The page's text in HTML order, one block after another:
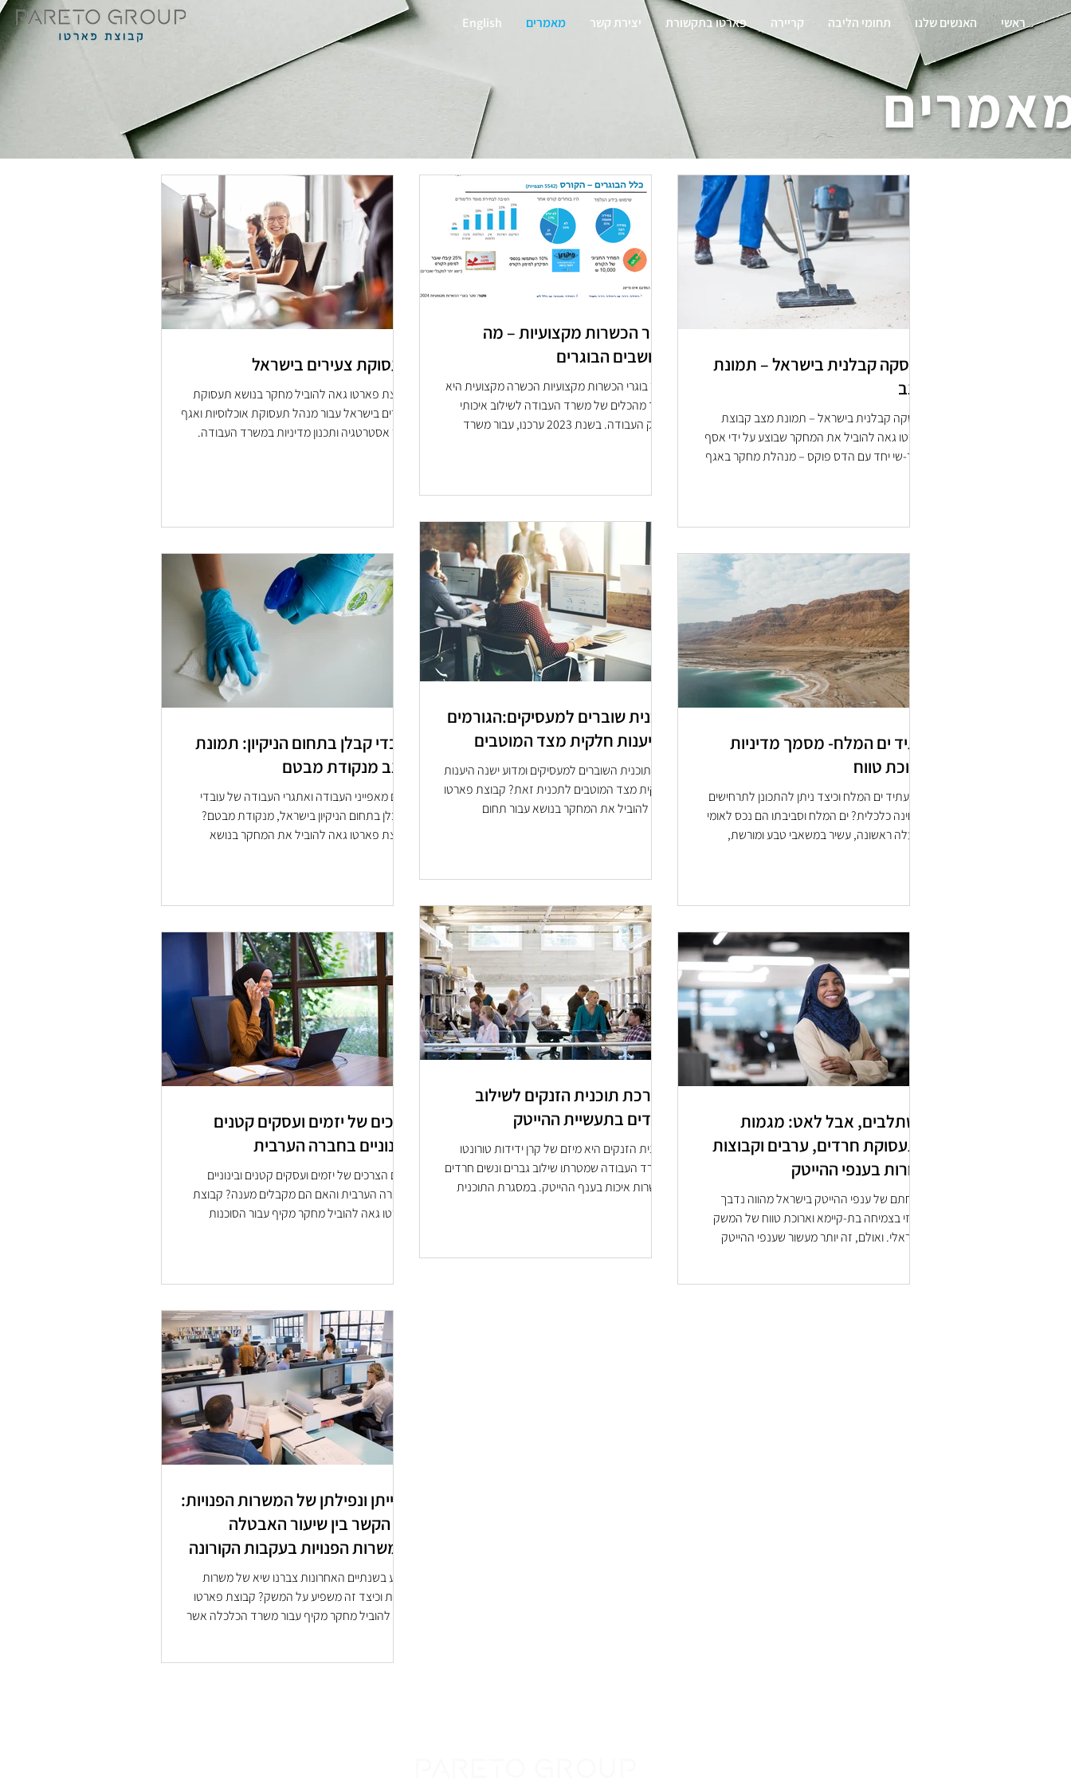
ראשי האנשים שלנו תחומי הליבה קריירה פארטו בתקשורת יצירת קשר מאמרים English
תעסוקת צעירים בישראל
קבוצת פארטו גאה להוביל מחקר בנושא תעסוקת
צעירים בישראל עבור מנהל תעסוקת אוכלוסיות ואגף
בכיר אסטרטגיה ותכנון מדיניות במשרד העבודה.
סקר הכשרות מקצועיות – מה
סקר בוגרי הכשרות מקצועיות הכשרה מקצועית היא
אחד מהכלים של משרד העבודה לשילוב איכותי
בשוק העבודה. בשנת 2023 ערכנו, עבור משרד
העסקה קבלנית בישראל – תמונת
מצב
העסקה קבלנית בישראל – תמונת מצב קבוצת
פארטו גאה להוביל את המחקר שבוצע על ידי אסף
צחור-שי יחד עם הדס פוקס – מנהלת מחקר באגף
עובדי קבלן בתחום הניקיון: תמונת
מצב מנקודת מבטם
מהם מאפייני העבודה ואתגרי העבודה של עובדי
הקבלן בתחום הניקיון בישראל, מנקודת מבטם?
קבוצת פארטו גאה להוביל את המחקר בנושא
תכנית שוברים למעסיקים:הגורמים
להיענות חלקית מצד המוטבים
מהי תוכנית השוברים למעסיקים ומדוע ישנה היענות
חלקית מצד המוטבים לתכנית זאת? קבוצת פארטו
גאה להוביל את המחקר בנושא עבור תחום
עתיד ים המלח- מסמך מדיניות
ארוכת טווח
מהו עתיד ים המלח וכיצד ניתן להתכונן לתרחישים
מבחינה כלכלית? ים המלח וסביבתו הם נכס לאומי
ממעלה ראשונה, עשיר במשאבי טבע ומורשת,
צרכים של יזמים ועסקים קטנים
ובינוניים בחברה הערבית
מהם הצרכים של יזמים ועסקים קטנים ובינוניים
בחברה הערבית והאם הם מקבלים מענה? קבוצת
פארטו גאה להוביל מחקר מקיף עבור הסוכנות
הערכת תוכנית הזנקים לשילוב
חרדים בתעשיית ההייטק
תוכנית הזנקים היא מיזם של קרן ידידות טורונטו
ומשרד העבודה שמטרתו שילוב גברים ונשים חרדים
במשרות איכות בענף ההייטק. במסגרת התוכנית
משתלבים, אבל לאט: מגמות
בתעסוקת חרדים, ערבים וקבוצות
אחרות בענפי ההייטק
צמיחתם של ענפי ההייטק בישראל מהווה נדבך
מרכזי בצמיחה בת-קיימא וארוכת טווח של המשק
הישראלי. ואולם, זה יותר מעשור שענפי ההייטק
עלייתן ונפילתן של המשרות הפנויות:
על הקשר בין שיעור האבטלה
והמשרות הפנויות בעקבות הקורונה
מדוע בשנתיים האחרונות צברנו שיא של משרות
פנויות וכיצד זה משפיע על המשק? קבוצת פארטו
גאה להוביל מחקר מקיף עבור משרד הכלכלה אשר